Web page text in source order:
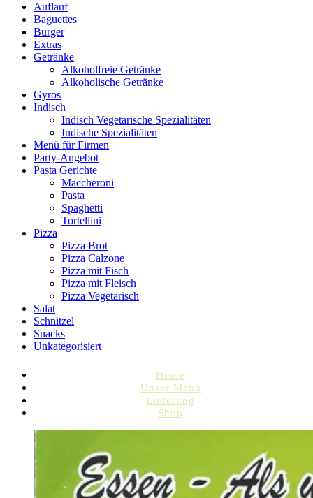
können
auf
gewählt
werden
Auflauf
Baguettes
Burger
Extras
Getränke
Alkoholfreie Getränke
Alkoholische Getränke
Gyros
Indisch
Indisch Vegetarische Spezialitäten
Indische Spezialitäten
Menü für Firmen
Party-Angebot
Pasta Gerichte
Maccheroni
Pasta
Spaghetti
Tortellini
Pizza
Pizza Brot
Pizza Calzone
Pizza mit Fisch
Pizza mit Fleisch
Pizza Vegetarisch
Salat
Schnitzel
Snacks
Unkategorisiert
Home
Unser Menü
Lieferung
Shop